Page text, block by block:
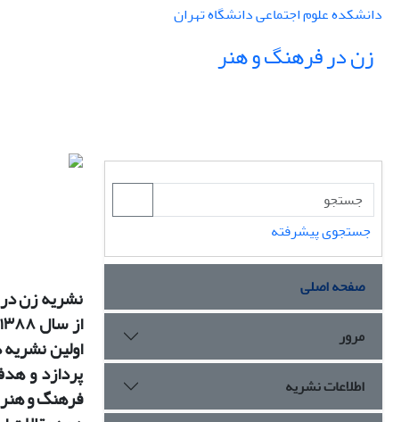
دانشکده علوم اجتماعی دانشگاه تهران
زن در فرهنگ و هنر
جستجوی پیشرفته
صفحه اصلی
مرور
اطلاعات نشریه
نشریه زن
اولین
پردازد و
فرهنگ و هنر